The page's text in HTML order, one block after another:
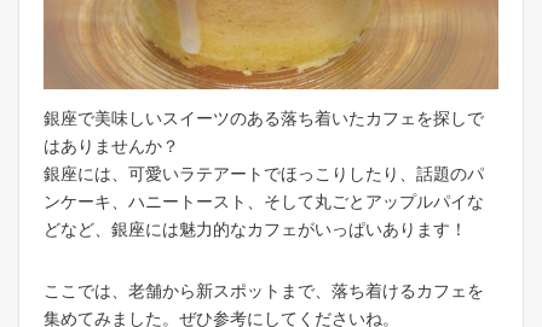
銀座で美味しいスイーツのある落ち着いたカフェを探しで
はありませんか？
銀座には、可愛いラテアートでほっこりしたり、話題のパ
ンケーキ、ハニートースト、そして丸ごとアップルパイな
どなど、銀座には魅力的なカフェがいっぱいあります！
ここでは、老舗から新スポットまで、落ち着けるカフェを
集めてみました。ぜひ参考にしてくださいね。